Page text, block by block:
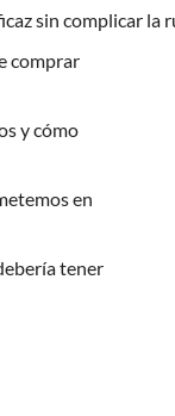
sin complicar la
comprar
y cómo
en
tener